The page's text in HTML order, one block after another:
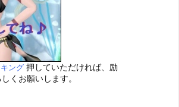
ング 押していただければ、励
くお願いします。